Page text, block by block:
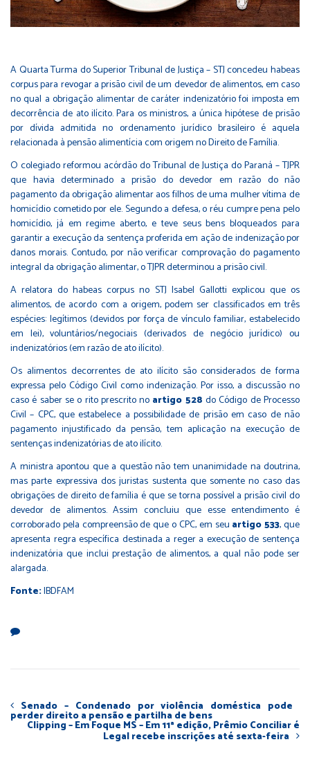
A Quarta Turma do Superior Tribunal de Justiça – STJ concedeu habeas
corpus para revogar a prisão civil de um devedor de alimentos, em caso
no qual a obrigação alimentar de caráter indenizatório foi imposta em
decorrência de ato ilícito. Para os ministros, a única hipótese de prisão
por dívida admitida no ordenamento jurídico brasileiro é aquela
relacionada à pensão alimentícia com origem no Direito de Família.
O colegiado reformou acórdão do Tribunal de Justiça do Paraná – TJPR
que havia determinado a prisão do devedor em razão do não
pagamento da obrigação alimentar aos filhos de uma mulher vítima de
homicídio cometido por ele. Segundo a defesa, o réu cumpre pena pelo
homicídio, já em regime aberto, e teve seus bens bloqueados para
garantir a execução da sentença proferida em ação de indenização por
danos morais. Contudo, por não verificar comprovação do pagamento
integral da obrigação alimentar, o TJPR determinou a prisão civil.
A relatora do habeas corpus no STJ Isabel Gallotti explicou que os
alimentos, de acordo com a origem, podem ser classificados em três
espécies: legítimos (devidos por força de vínculo familiar, estabelecido
em lei), voluntários/negociais (derivados de negócio jurídico) ou
indenizatórios (em razão de ato ilícito).
Os alimentos decorrentes de ato ilícito são considerados de forma
expressa pelo Código Civil como indenização. Por isso, a discussão no
caso é saber se o rito prescrito no artigo 528 do Código de Processo
Civil – CPC, que estabelece a possibilidade de prisão em caso de não
pagamento injustificado da pensão, tem aplicação na execução de
sentenças indenizatórias de ato ilícito.
A ministra apontou que a questão não tem unanimidade na doutrina,
mas parte expressiva dos juristas sustenta que somente no caso das
obrigações de direito de família é que se torna possível a prisão civil do
devedor de alimentos. Assim concluiu que esse entendimento é
corroborado pela compreensão de que o CPC, em seu artigo 533, que
apresenta regra específica destinada a reger a execução de sentença
indenizatória que inclui prestação de alimentos, a qual não pode ser
alargada.
Fonte:IBDFAM
Senado – Condenado por violência doméstica pode
perder direito a pensão e partilha de bens
Clipping – Em Foque MS – Em 11ª edição, Prêmio Conciliar é
Legal recebe inscrições até sexta-feira